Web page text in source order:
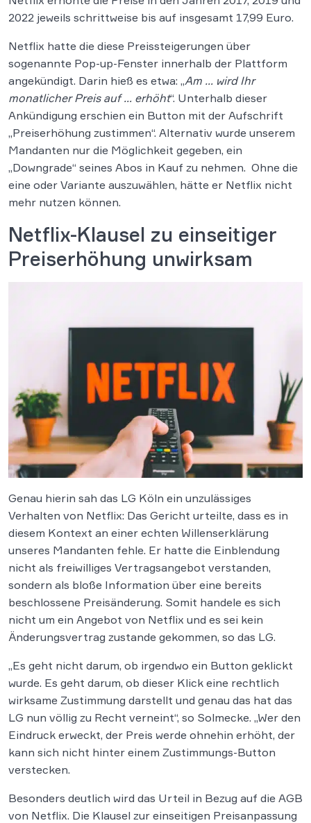
2022 jeweils schrittweise bis auf insgesamt 17,99 Euro.
Netflix hatte die diese Preissteigerungen über
sogenannte Pop-up-Fenster innerhalb der Plattform
angekündigt. Darin hieß es etwa: „Am … wird Ihr
monatlicher Preis auf … erhöht“. Unterhalb dieser
Ankündigung erschien ein Button mit der Aufschrift
„Preiserhöhung zustimmen“. Alternativ wurde unserem
Mandanten nur die Möglichkeit gegeben, ein
„Downgrade“ seines Abos in Kauf zu nehmen. Ohne die
eine oder Variante auszuwählen, hätte er Netflix nicht
mehr nutzen können.
Netflix-Klausel zu einseitiger
Preiserhöhung unwirksam
Genau hierin sah das LG Köln ein unzulässiges
Verhalten von Netflix: Das Gericht urteilte, dass es in
diesem Kontext an einer echten Willenserklärung
unseres Mandanten fehle. Er hatte die Einblendung
nicht als freiwilliges Vertragsangebot verstanden,
sondern als bloße Information über eine bereits
beschlossene Preisänderung. Somit handele es sich
nicht um ein Angebot von Netflix und es sei kein
Änderungsvertrag zustande gekommen, so das LG.
„Es geht nicht darum, ob irgendwo ein Button geklickt
wurde. Es geht darum, ob dieser Klick eine rechtlich
wirksame Zustimmung darstellt und genau das hat das
LG nun völlig zu Recht verneint“, so Solmecke. „Wer den
Eindruck erweckt, der Preis werde ohnehin erhöht, der
kann sich nicht hinter einem Zustimmungs-Button
verstecken.
Besonders deutlich wird das Urteil in Bezug auf die AGB
von Netflix. Die Klausel zur einseitigen Preisanpassung